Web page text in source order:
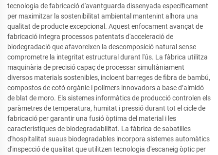
tecnologia de fabricació d'avantguarda dissenyada específicament
per maximitzar la sostenibilitat ambiental mantenint alhora una
qualitat de producte excepcional. Aquest enfocament avançat de
fabricació integra processos patentats d'acceleració de
biodegradació que afavoreixen la descomposició natural sense
comprometre la integritat estructural durant l'ús. La fàbrica utilitza
maquinària de precisió capaç de processar simultàniament
diversos materials sostenibles, incloent barreges de fibra de bambú,
compostos de cotó orgànic i polímers innovadors a base d’almidó
de blat de moro. Els sistemes informàtics de producció controlen els
paràmetres de temperatura, humitat i pressió durant tot el cicle de
fabricació per garantir una fusió òptima del material i les
característiques de biodegradabilitat. La fàbrica de sabatilles
d'hospitalitat suaus biodegradables incorpora sistemes automàtics
d'inspecció de qualitat que utilitzen tecnologia d'escaneig òptic per